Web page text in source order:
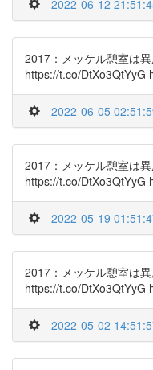
2022-06-12
2017：メッケル憩室は
https://t.co/DtXo3QtYyG
2022-06-05
2017：メッケル憩室は
https://t.co/DtXo3QtYyG
2022-05-19
2017：メッケル憩室は
https://t.co/DtXo3QtYyG
2022-05-02